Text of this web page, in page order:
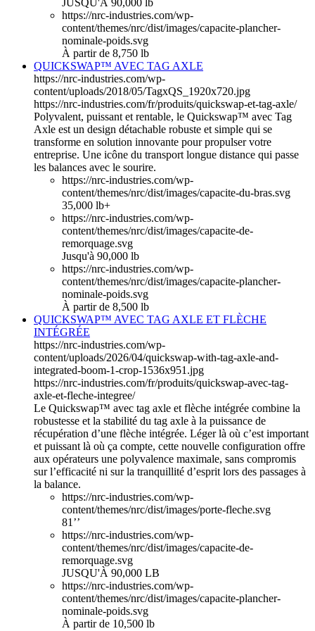
JUSQU'À 90,000 lb
https://nrc-industries.com/wp-
content/themes/nrc/dist/images/capacite-plancher-
nominale-poids.svg
À partir de 8,750 lb
QUICKSWAP™ AVEC TAG AXLE
https://nrc-industries.com/wp-
content/uploads/2018/05/TagxQS_1920x720.jpg
https://nrc-industries.com/fr/produits/quickswap-et-tag-axle/
Polyvalent, puissant et rentable, le Quickswap™ avec Tag
Axle est un design détachable robuste et simple qui se
transforme en solution innovante pour propulser votre
entreprise. Une icône du transport longue distance qui passe
les balances avec le sourire.
https://nrc-industries.com/wp-
content/themes/nrc/dist/images/capacite-du-bras.svg
35,000 lb+
https://nrc-industries.com/wp-
content/themes/nrc/dist/images/capacite-de-
remorquage.svg
Jusqu'à 90,000 lb
https://nrc-industries.com/wp-
content/themes/nrc/dist/images/capacite-plancher-
nominale-poids.svg
À partir de 8,500 lb
QUICKSWAP™ AVEC TAG AXLE ET FLÈCHE
INTÉGRÉE
https://nrc-industries.com/wp-
content/uploads/2026/04/quickswap-with-tag-axle-and-
integrated-boom-1-crop-1536x951.jpg
https://nrc-industries.com/fr/produits/quickswap-avec-tag-
axle-et-fleche-integree/
Le Quickswap™ avec tag axle et flèche intégrée combine la
robustesse et la stabilité du tag axle à la puissance de
récupération d’une flèche intégrée. Léger là où c’est important
et puissant là où ça compte, cette nouvelle configuration offre
aux opérateurs une polyvalence maximale, sans compromis
sur l’efficacité ni sur la tranquillité d’esprit lors des passages à
la balance.
https://nrc-industries.com/wp-
content/themes/nrc/dist/images/porte-fleche.svg
81’’
https://nrc-industries.com/wp-
content/themes/nrc/dist/images/capacite-de-
remorquage.svg
JUSQU'À 90,000 LB
https://nrc-industries.com/wp-
content/themes/nrc/dist/images/capacite-plancher-
nominale-poids.svg
À partir de 10,500 lb